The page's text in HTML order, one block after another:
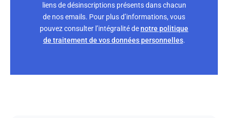
liens de désinscriptions présents dans chacun
de nos emails. Pour plus d’informations, vous
pouvez consulter l’intégralité denotre politique
de traitement de vos données personnelles.